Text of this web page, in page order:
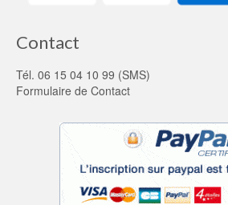
Contact
Tél. 06 15 04 10 99 (SMS)
Formulaire de Contact